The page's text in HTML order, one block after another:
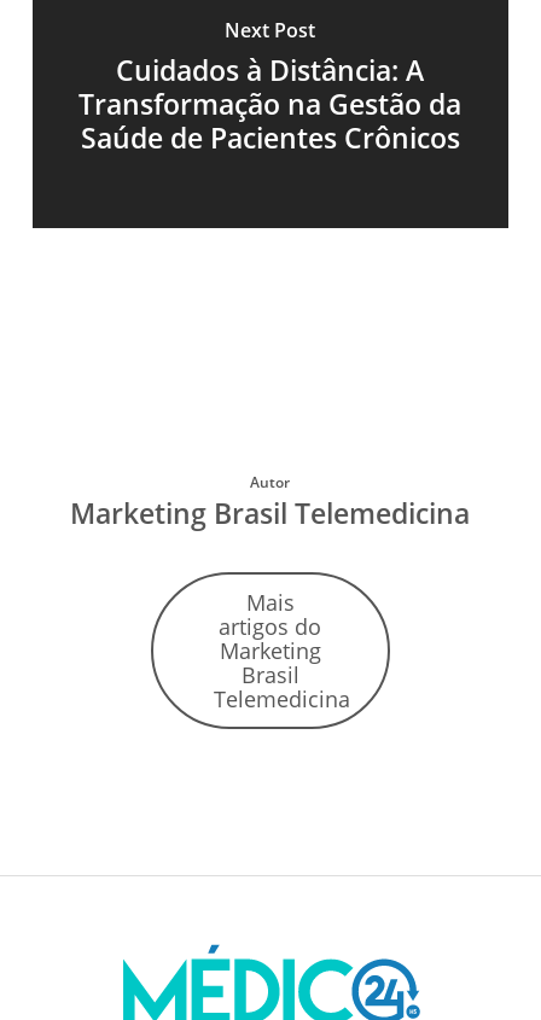
Next Post
Cuidados à Distância: A
Transformação na Gestão da
Saúde de Pacientes Crônicos
Autor
Marketing Brasil Telemedicina
Mais
artigos do
Marketing
Brasil
Telemedicina